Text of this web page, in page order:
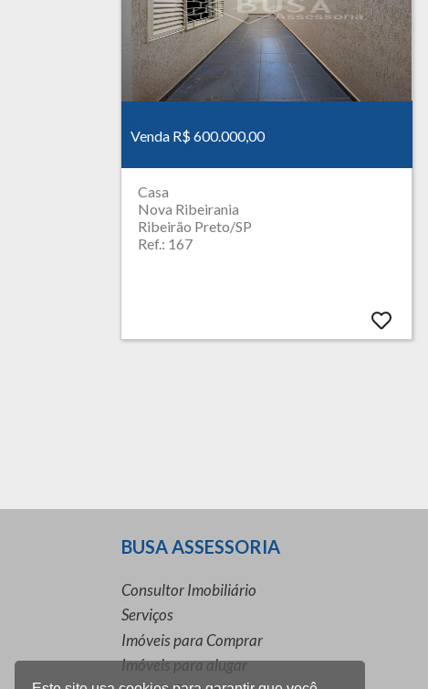
Venda R$ 600.000,00
Casa
Nova Ribeirania
Ribeirão Preto/SP
Ref.: 167
BUSA ASSESSORIA
Consultor Imobiliário
Serviços
Imóveis para Comprar
Imóveis para alugar